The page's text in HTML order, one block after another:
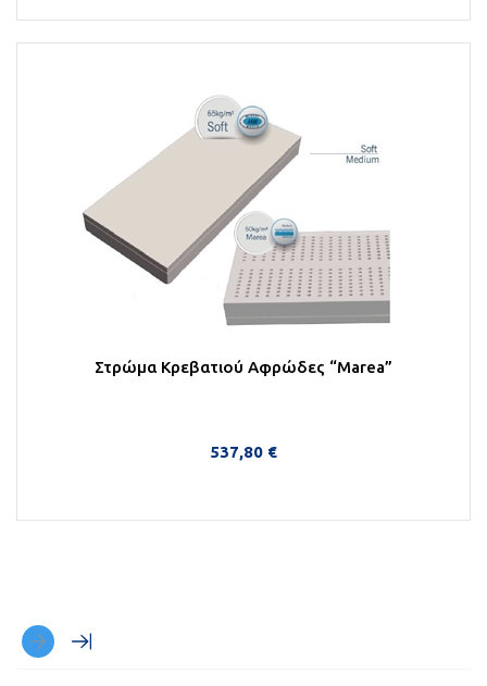
Στρώμα Κρεβατιού Αφρώδες “Marea”
537,80 €